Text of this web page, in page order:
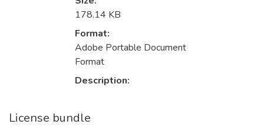
178.14 KB
Format:
Adobe Portable Document
Format
Description:
License bundle